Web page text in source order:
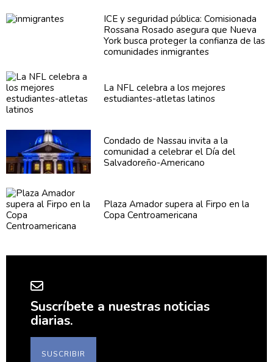
ICE y seguridad pública:Comisionada
Rossana Rosado asegura que Nueva
York busca proteger la confianza de las
comunidades inmigrantes
La NFL celebra a los mejores
estudiantes-atletas latinos
Condado de Nassau invita a la
comunidad a celebrar el Día del
Salvadoreño-Americano
Plaza Amador supera al Firpo en la
CopaCentroamericana
Suscríbete a nuestras noticias
diarias.
SUSCRIBIR